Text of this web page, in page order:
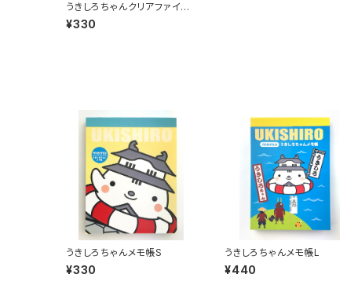
うきしろちゃんクリアファイル
（丸墓山）
¥330
うきしろちゃんメモ帳S
¥330
うきしろちゃんメモ帳L
¥440